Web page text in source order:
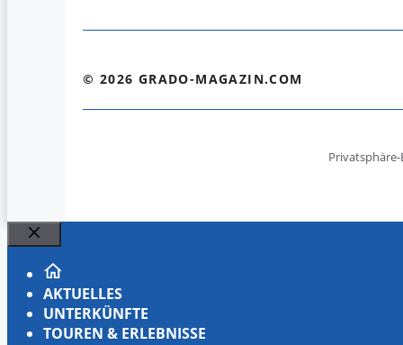
© 2026 GRADO-MAGAZIN.COM
Schließen
AKTUELLES
UNTERKÜNFTE
TOUREN & ERLEBNISSE